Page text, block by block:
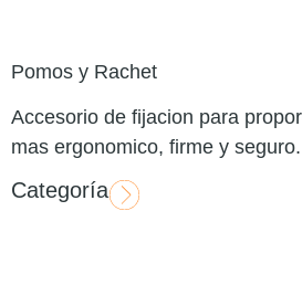
Pomos y Rachet
Accesorio de fijacion para
mas ergonomico, firme y seguro.
Categoría